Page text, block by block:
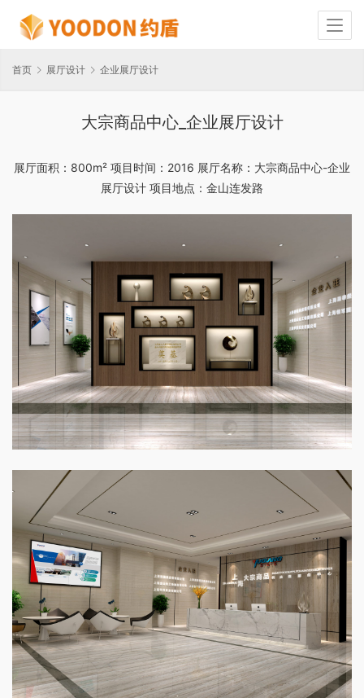
首页 展厅设计 企业展厅设计
大宗商品中心_企业展厅设计
展厅面积：800m² 项目时间：2016 展厅名称：大宗商品中心-企业
展厅设计 项目地点：金山连发路